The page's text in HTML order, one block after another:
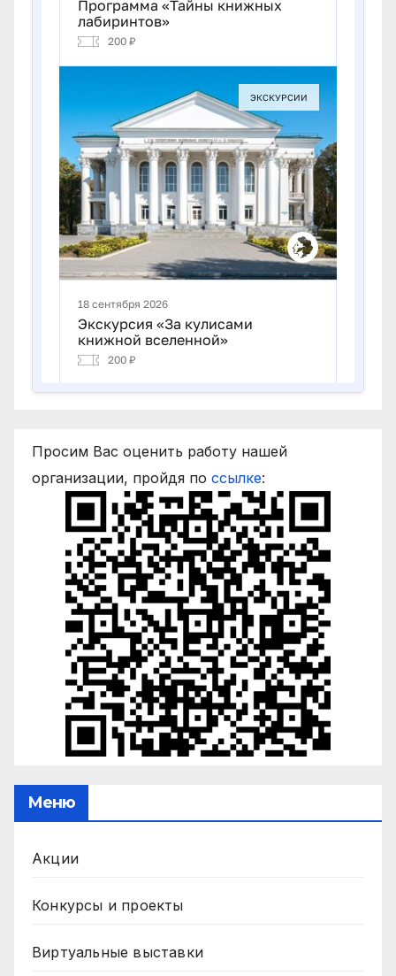
Просим Вас оценить работу нашей
организации, пройдя по ссылке:
Меню
Акции
Конкурсы и проекты
Виртуальные выставки